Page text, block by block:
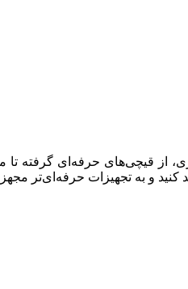
از قیچی‌های حرفه‌ای گرفته تا
و به تجهیزات حرفه‌ای‌تر